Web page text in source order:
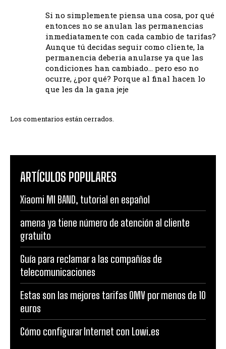
Si no simplemente piensa una cosa, por qué
entonces no se anulan las permanencias
inmediatamente con cada cambio de tarifas?
Aunque tú decidas seguir como cliente, la
permanencia deberia anularse ya que las
condiciones han cambiado… pero eso no
ocurre, ¿por qué? Porque al final hacen lo
que les da la gana jeje
Los comentarios están cerrados.
ARTÍCULOS POPULARES
Xiaomi MI BAND, tutorial en español
amena ya tiene número de atención al cliente
gratuito
Guía para reclamar a las compañías de
telecomunicaciones
Estas son las mejores tarifas OMV por menos de 10
euros
Cómo configurar Internet con Lowi.es